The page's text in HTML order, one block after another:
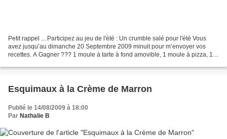
Petit rappel ... Participez au jeu de l'été : Un crumble salé pour l'été Vous
avez jusqu’au dimanche 20 Septembre 2009 minuit pour m’envoyer vos
recettes. A Gagner ??? 1 moule à tarte à fond amovible, 1 moule à pizza, 1
Esquimaux à la Crème de Marron
Publié le 14/08/2009 à 18:00
Par Nathalie B